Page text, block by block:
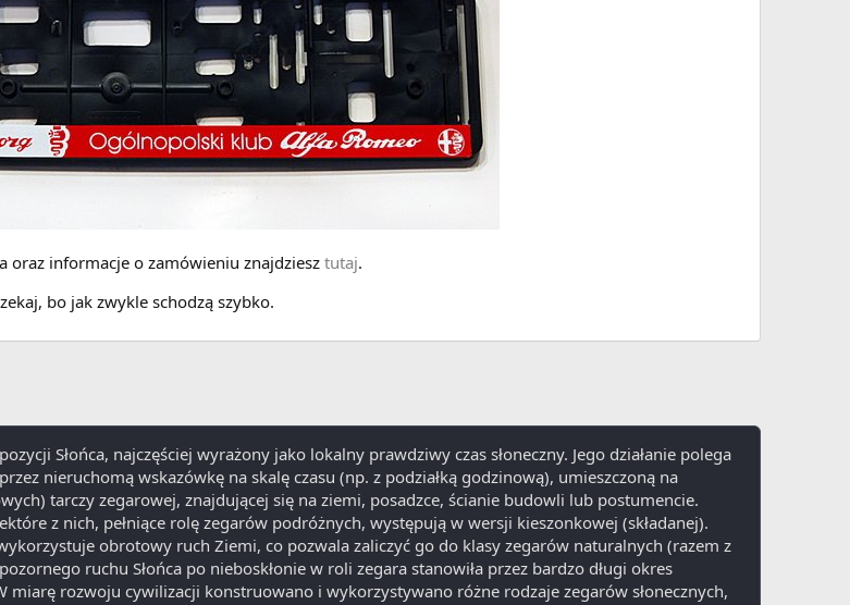
oraz informacje o zamówieniu znajdziesz tutaj.
bo jak zwykle schodzą szybko.
Słońca, najczęściej wyrażony jako lokalny prawdziwy czas słoneczny. Jego działanie polega
nieruchomą wskazówkę na skalę czasu (np. z podziałką godzinową), umieszczoną na
tarczy zegarowej, znajdującej się na ziemi, posadzce, ścianie budowli lub postumencie.
z nich, pełniące rolę zegarów podróżnych, występują w wersji kieszonkowej (składanej).
obrotowy ruch Ziemi, co pozwala zaliczyć go do klasy zegarów naturalnych (razem z
ruchu Słońca po nieboskłonie w roli zegara stanowiła przez bardzo długi okres
rozwoju cywilizacji konstruowano i wykorzystywano różne rodzaje zegarów słonecznych,